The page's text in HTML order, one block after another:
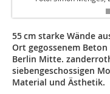
55 cm starke Wände
Ort gegossenem
Berlin Mitte.
siebengeschossigen
Material und Ästhetik.